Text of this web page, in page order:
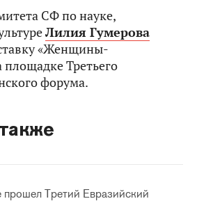
СФ по науке,
Лилия Гумерова
«Женщины-
площадке Третьего
форума.
прошел Третий Евразийский